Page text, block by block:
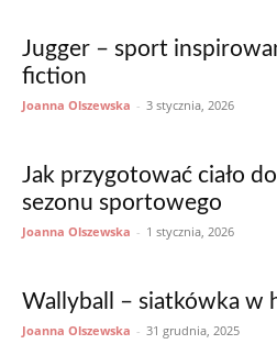
Jugger – sport
fiction
Joanna Olszewska - 3 stycznia, 2026
Jak przygotować ciało
sezonu sportowego
Joanna Olszewska - 1 stycznia, 2026
Wallyball – siatkówka w
Joanna Olszewska - 31 grudnia, 2025